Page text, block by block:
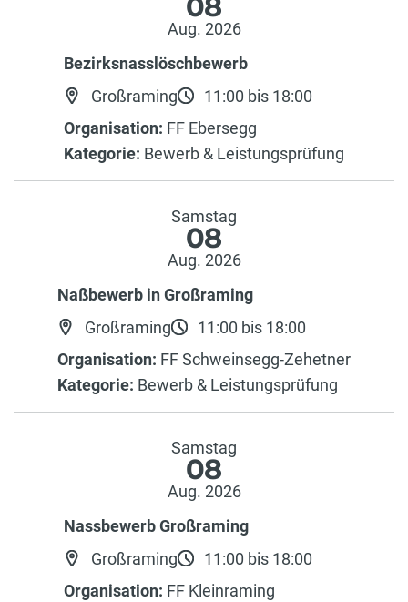
08
Aug. 2026
Bezirksnasslöschbewerb
Großraming
11:00 bis 18:00
Organisation: FF Ebersegg
Kategorie: Bewerb & Leistungsprüfung
Samstag
08
Aug. 2026
Naßbewerb in Großraming
Großraming
11:00 bis 18:00
Organisation: FF Schweinsegg-Zehetner
Kategorie: Bewerb & Leistungsprüfung
Samstag
08
Aug. 2026
Nassbewerb Großraming
Großraming
11:00 bis 18:00
Organisation: FF Kleinraming